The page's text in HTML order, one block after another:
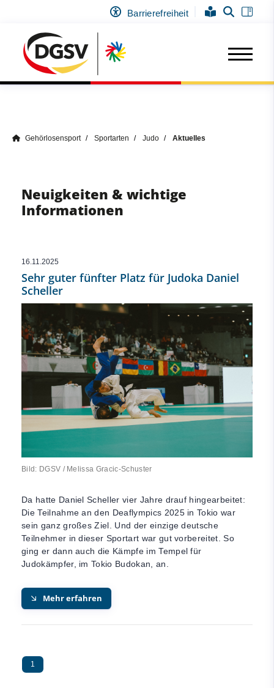
Barrierefreiheit
Gehörlosensport Sportarten Judo Aktuelles
Neuigkeiten & wichtige
Informationen
16.11.2025
Sehr guter fünfter Platz für Judoka Daniel
Scheller
Bild: DGSV / Melissa Gracic-Schuster
Da hatte Daniel Scheller vier Jahre drauf hingearbeitet:
Die Teilnahme an den Deaflympics 2025 in Tokio war
sein ganz großes Ziel. Und der einzige deutsche
Teilnehmer in dieser Sportart war gut vorbereitet. So
ging er dann auch die Kämpfe im Tempel für
Judokämpfer, im Tokio Budokan, an.
Mehr erfahren
1